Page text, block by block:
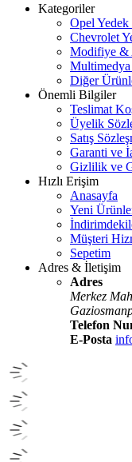
Kategoriler
Opel Yedek
Chevrolet
Modifiye &
Multimedya
Diğer
Önemli Bilgiler
Teslimat
Üyelik
Satış
Garanti ve
Gizlilik ve
Hızlı Erişim
Anasayfa
Yeni
Müşteri
Sepetim
Adres & İletişim
Adres
Merkez
Telefon
E-Posta